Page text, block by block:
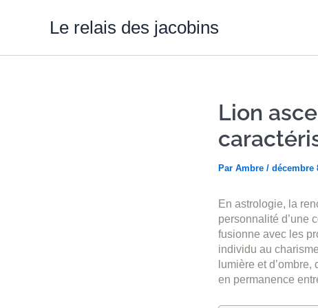
Le relais des jacobins
Lion
Par Ambre / décembre
En astrologie, la
personnalité d’une
fusionne avec les
individu au
lumière et
en permanence